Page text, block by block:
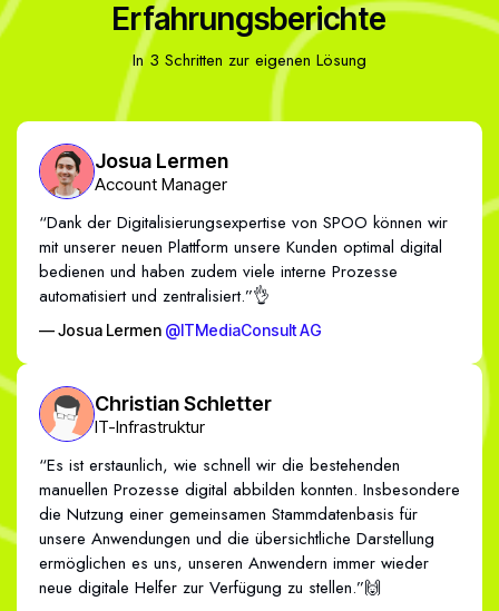
Erfahrungsberichte
In 3 Schritten zur eigenen Lösung
Josua Lermen
Account Manager
“Dank der Digitalisierungsexpertise von SPOO können wir
mit unserer neuen Plattform unsere Kunden optimal digital
bedienen und haben zudem viele interne Prozesse
automatisiert und zentralisiert.”👌
— Josua Lermen @ITMediaConsult AG
Christian Schletter
IT-Infrastruktur
“Es ist erstaunlich, wie schnell wir die bestehenden
manuellen Prozesse digital abbilden konnten. Insbesondere
die Nutzung einer gemeinsamen Stammdatenbasis für
unsere Anwendungen und die übersichtliche Darstellung
ermöglichen es uns, unseren Anwendern immer wieder
neue digitale Helfer zur Verfügung zu stellen.”🙌